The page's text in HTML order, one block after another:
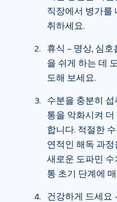
직장에서 병가를
취하세요.
휴식 – 명상, 심
을 쉬게 하는 데
도해 보세요.
수분을 충분히
통을 악화시켜 더
합니다. 적절한
연적인 해독 과
새로운 도파민
통 초기 단계에
건강하게 드세요